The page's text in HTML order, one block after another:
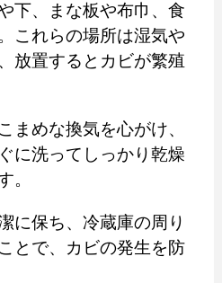
下、まな板や布巾、食
これらの場所は湿気や
放置するとカビが繁殖
まめな換気を心がけ、
に洗ってしっかり乾燥
。
に保ち、冷蔵庫の周り
とで、カビの発生を防